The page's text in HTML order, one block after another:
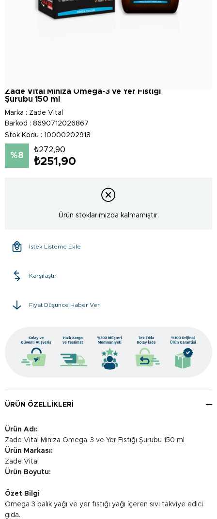
Zade Vital Miniza Omega-3 ve Yer Fıstığı
Şurubu 150 ml
Marka : Zade Vital
Barkod : 8690712026867
Stok Kodu
10000202918
8
₺272,90
₺251,90
Ürün stoklarımızda kalmamıştır.
İstek Listeme Ekle
Karşılaştır
Fiyat Düşünce Haber Ver
ÜRÜN ÖZELLIKLERI
Ürün Adı:
Zade Vital Miniza Omega-3 ve Yer Fıstığı Şurubu 150 ml
Ürün Markası:
Zade Vital
Ürün Boyutu:
Özet Bilgi
Omega 3 balık yağı ve yer fıstığı yağı i̇çeren sıvı takviye edici
gıda.